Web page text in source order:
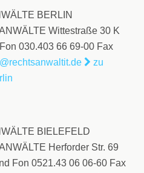
BERLIN
Wittestraße 30 K
030.403 66 69-00 Fax
zu
BIELEFELD
Herforder Str. 69
Fon 0521.43 06 06-60 Fax